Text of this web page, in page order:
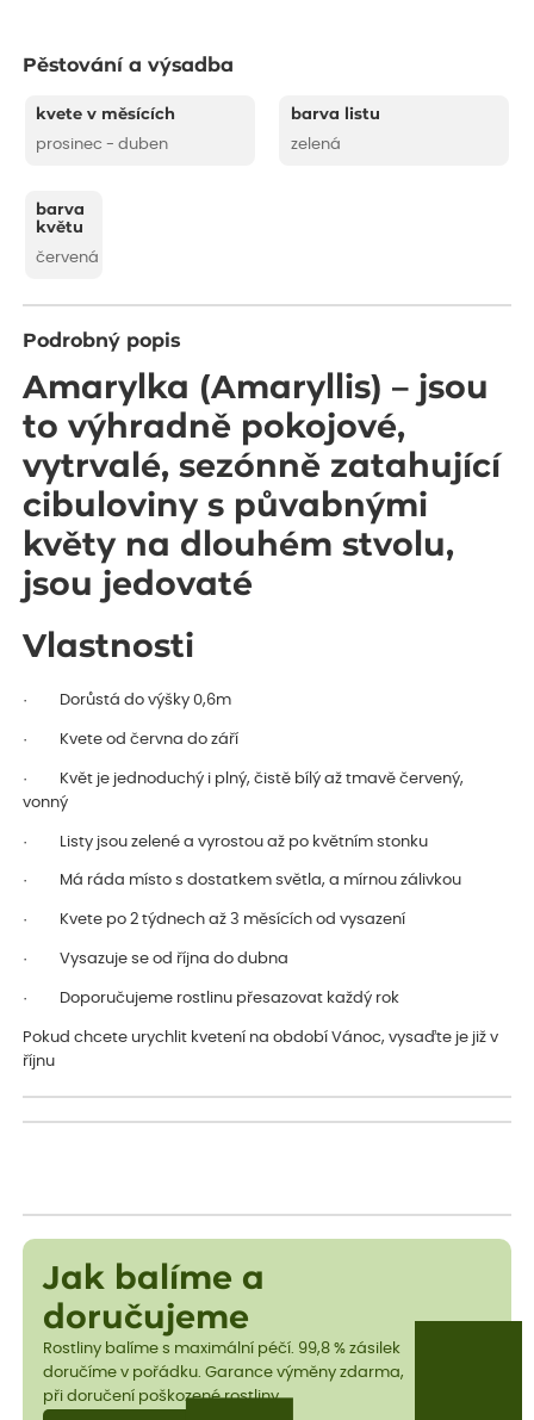
Pěstování a výsadba
kvete v měsících
prosinec - duben
barva listu
zelená
barva
květu
červená
Podrobný popis
Amarylka (Amaryllis) – jsou
to výhradně pokojové,
vytrvalé, sezónně zatahující
cibuloviny s půvabnými
květy na dlouhém stvolu,
jsou jedovaté
Vlastnosti
· Dorůstá do výšky 0,6m
· Kvete od června do září
· Květ je jednoduchý i plný, čistě bílý až tmavě červený,
vonný
· Listy jsou zelené a vyrostou až po květním stonku
· Má ráda místo s dostatkem světla, a mírnou zálivkou
· Kvete po 2 týdnech až 3 měsících od vysazení
· Vysazuje se od října do dubna
· Doporučujeme rostlinu přesazovat každý rok
Pokud chcete urychlit kvetení na období Vánoc, vysaďte je již v
říjnu
Jak balíme a
doručujeme
Rostliny balíme s maximální péčí. 99,8 % zásilek
doručíme v pořádku. Garance výměny zdarma,
při doručení poškozené rostliny.